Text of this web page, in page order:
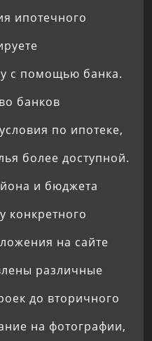
ипотечного
с помощью банка.
банков
по ипотеке,
более доступной.
и бюджета
конкретного
на сайте
различные
до вторичного
на фотографии,